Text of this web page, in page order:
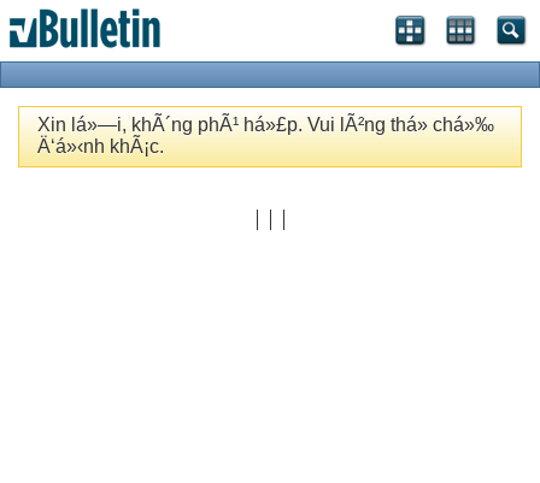
Xin lá»—i, khÃ´ng phÃ¹ há»£p. Vui lÃ²ng thá»­ chá»‰
Ä‘á»‹nh khÃ¡c.